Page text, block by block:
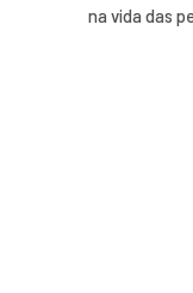
na vida das